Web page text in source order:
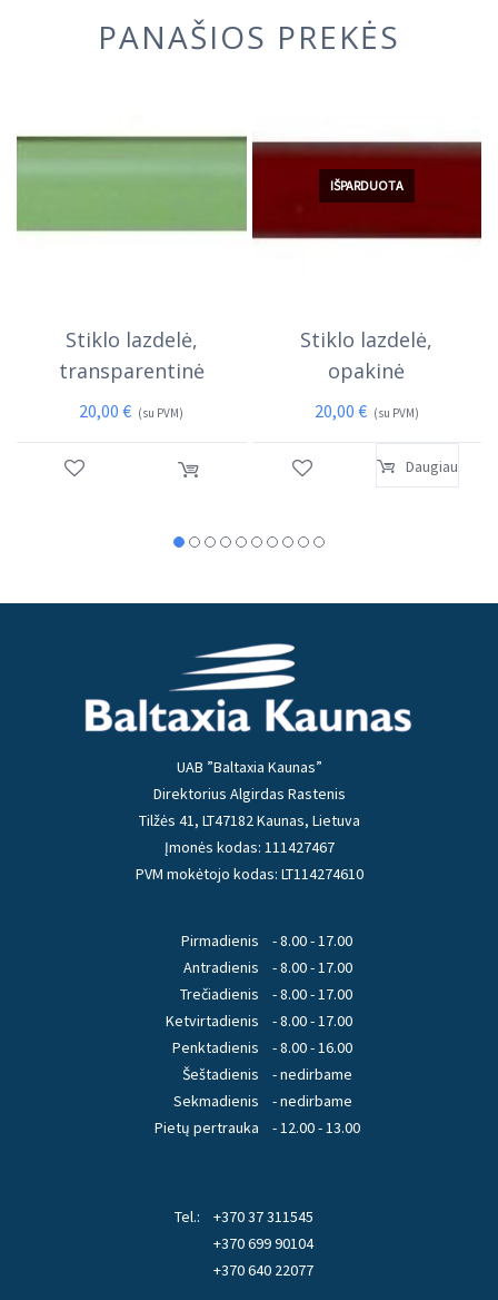
PANAŠIOS PREKĖS
Stiklo lazdelė,
transparentinė
20,00€ (su PVM)
IŠPARDUOTA
Stiklo lazdelė,
opakinė
20,00 € (su PVM)
Daugiau
UAB ”Baltaxia Kaunas”
Direktorius Algirdas Rastenis
Tilžės 41, LT47182 Kaunas, Lietuva
Įmonės kodas: 111427467
PVM mokėtojo kodas: LT114274610
Pirmadienis
Antradienis
Trečiadienis
Ketvirtadienis
Penktadienis
Šeštadienis
Sekmadienis
Pietų pertrauka
- 8.00 - 17.00
- 8.00 - 17.00
- 8.00 - 17.00
- 8.00 - 17.00
- 8.00 - 16.00
- nedirbame
- nedirbame
- 12.00 - 13.00
Tel.:
+370 37 311545
+370 699 90104
+370 640 22077